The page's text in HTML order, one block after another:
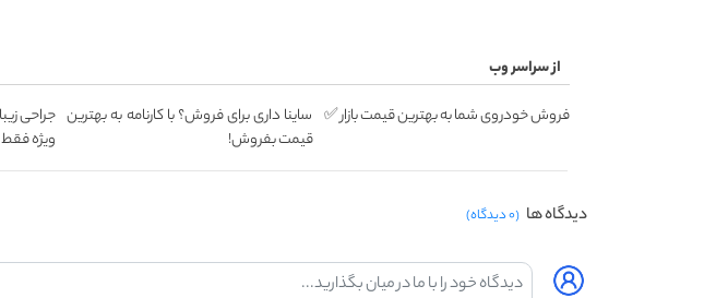
از سراسر وب
فروش خودروی شما به بهترین قیمت بازار ✅ ساینا داری برای فروش؟ با کارنامه به بهترین
قیمت بفروش!
ویژه فقط 35 ✨
دیدگاه ها (۰ دیدگاه)